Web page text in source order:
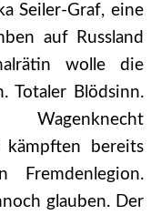
Seiler-Graf, eine
auf Russland
wolle die
Totaler Blödsinn.
Wagenknecht
bereits
Fremdenlegion.
glauben. Der